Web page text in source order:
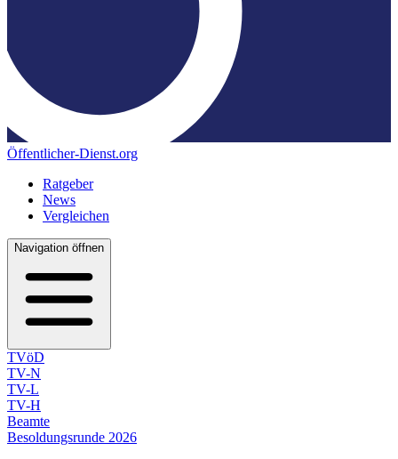
Öffentlicher-Dienst.org
Ratgeber
News
Vergleichen
Navigation öffnen
TVöD
TV-N
TV-L
TV-H
Beamte
Besoldungsrunde 2026